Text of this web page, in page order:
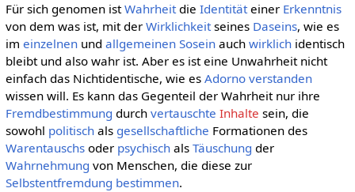
Für sich genomen istWahrheitdie Identitäteiner Erkenntnis
von dem was ist, mit der Wirklichkeitseines Daseins, wie es
im einzelnenund allgemeinen Soseinauch wirklichidentisch
bleibt und also wahr ist. Aber es ist eine Unwahrheit nicht
einfach das Nichtidentische, wie es Adorno verstanden
wissen will. Es kann das Gegenteil der Wahrheit nur ihre
Fremdbestimmung durch vertauschte Inhalte sein, die
sowohl politischals gesellschaftliche Formationen des
Warentauschsoder psychischals Täuschung der
Wahrnehmung von Menschen, die diese zur
Selbstentfremdung bestimmen.